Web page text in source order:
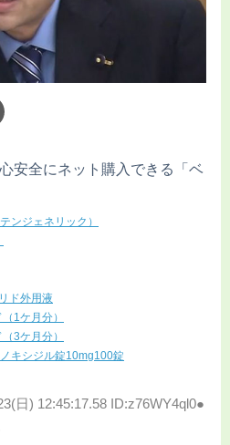
安全にネット購入できる「ベ
ンジェネリック）
ド外用液
1ケ月分）
3ケ月分）
キシジル錠10mg100錠
日) 12:45:17.58 ID:z76WY4ql0●